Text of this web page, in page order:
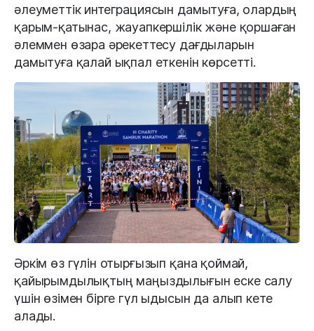
әлеуметтік интеграциясын дамытуға, олардың
қарым-қатынас, жауапкершілік және қоршаған
әлеммен өзара әрекеттесу дағдыларын
дамытуға қалай ықпал еткенін көрсетті.
Әркім өз гүлін отырғызып қана қоймай,
қайырымдылықтың маңыздылығын еске салу
үшін өзімен бірге гүл ыдысын да алып кете
алады.